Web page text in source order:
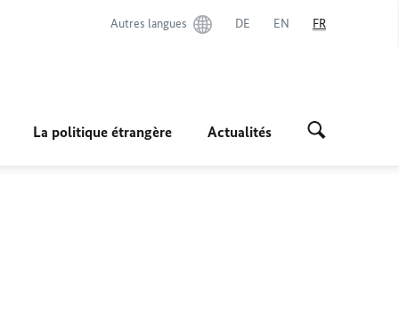
Autres langues DE EN FR
La politique étrangère Actualités